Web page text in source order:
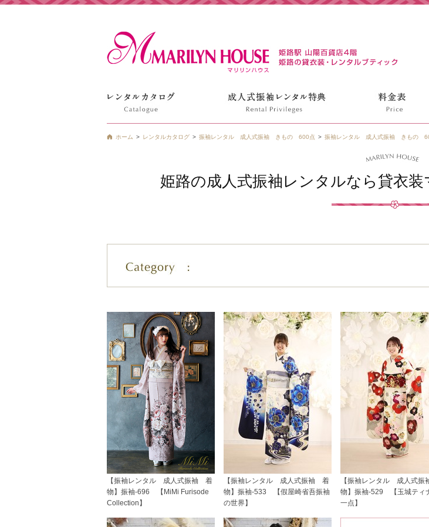
ホーム レンタルカタログ 振袖レンタル 成人式振袖 きもの 600点 振袖レンタル 成人式振袖 きもの
姫路の成人式振袖レンタルなら貸衣
【振袖レンタル 成人式振袖 着
物】振袖-696 【MiMi Furisode
Collection】
【振袖レンタル 成人式振袖 着
物】振袖-533 【假屋崎省吾振袖
の世界】
【振袖レンタル 成人式
物】振袖-529 【玉城ティ
一点】